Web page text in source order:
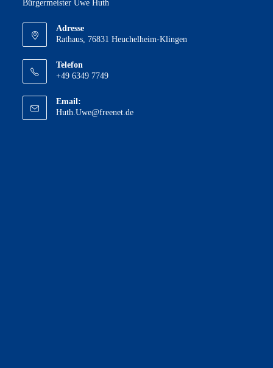
Bürgermeister Uwe Huth
Adresse
Rathaus, 76831 Heuchelheim-Klingen
Telefon
+49 6349 7749
Email:
Huth.Uwe@freenet.deOpens